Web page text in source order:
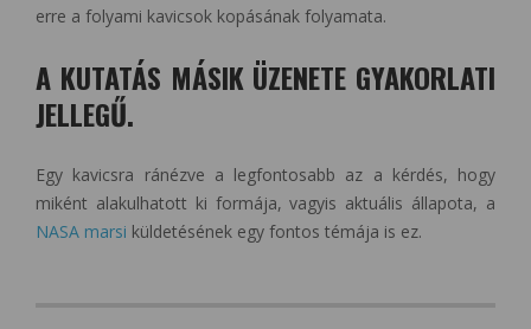
erre a folyami kavicsok kopásának folyamata.
A KUTATÁS MÁSIK ÜZENETE GYAKORLATI
JELLEGŰ.
Egy kavicsra ránézve a legfontosabb az a kérdés, hogy
miként alakulhatott ki formája, vagyis aktuális állapota, a
NASA marsi küldetésének egy fontos témája is ez.